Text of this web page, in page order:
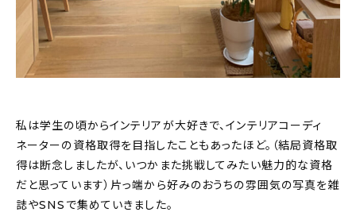
私は学生の頃からインテリアが大好きで、インテリアコーディ
ネーターの資格取得を目指したこともあったほど。（結局資格取
得は断念しましたが、いつかまた挑戦してみたい魅力的な資格
だと思っています）片っ端から好みのおうちの雰囲気の写真を雑
誌やSNSで集めていきました。